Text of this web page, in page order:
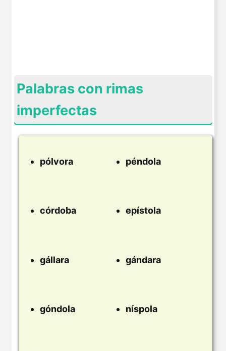
Palabras con rimas
imperfectas
pólvora péndola
córdoba epístola
gállara gándara
góndola níspola